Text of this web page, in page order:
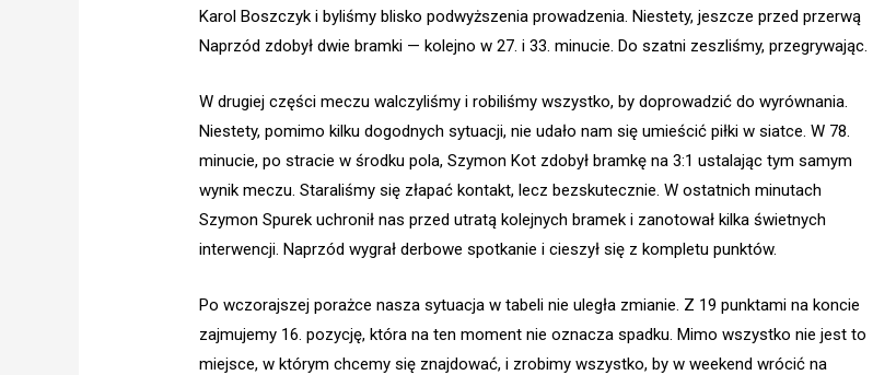
Karol Boszczyk i byliśmy blisko podwyższenia prowadzenia. Niestety, jeszcze przed przerwą
Naprzód zdobył dwie bramki — kolejno w 27. i 33. minucie. Do szatni zeszliśmy, przegrywając.
W drugiej części meczu walczyliśmy i robiliśmy wszystko, by doprowadzić do wyrównania.
Niestety, pomimo kilku dogodnych sytuacji, nie udało nam się umieścić piłki w siatce. W 78.
minucie, po stracie w środku pola, Szymon Kot zdobył bramkę na 3:1 ustalając tym samym
wynik meczu. Staraliśmy się złapać kontakt, lecz bezskutecznie. W ostatnich minutach
Szymon Spurek uchronił nas przed utratą kolejnych bramek i zanotował kilka świetnych
interwencji. Naprzód wygrał derbowe spotkanie i cieszył się z kompletu punktów.
Po wczorajszej porażce nasza sytuacja w tabeli nie uległa zmianie. Z 19 punktami na koncie
zajmujemy 16. pozycję, która na ten moment nie oznacza spadku. Mimo wszystko nie jest to
miejsce, w którym chcemy się znajdować, i zrobimy wszystko, by w weekend wrócić na